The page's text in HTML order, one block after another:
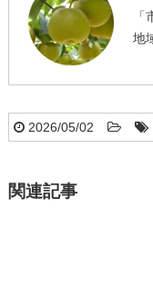
地
2026/05/02
関連記事